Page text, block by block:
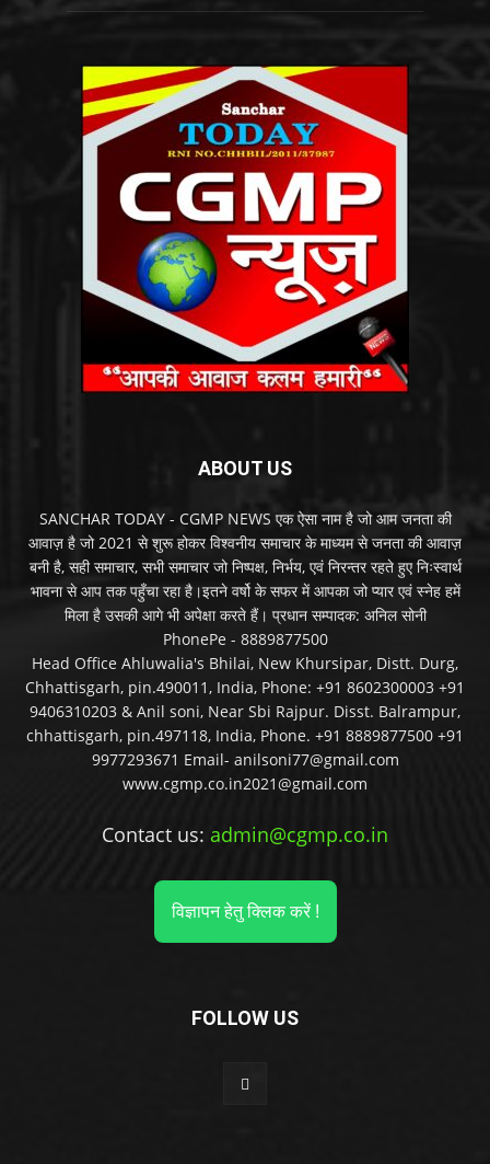
ABOUT US
SANCHAR TODAY - CGMP NEWS एक ऐसा नाम है जो आम जनता की
आवाज़ है जो 2021 से शुरू होकर विश्वनीय समाचार के माध्यम से जनता की आवाज़
बनी है, सही समाचार, सभी समाचार जो निष्पक्ष, निर्भय, एवं निरन्तर रहते हुए निःस्वार्थ
भावना से आप तक पहुँचा रहा है।इतने वर्षो के सफर में आपका जो प्यार एवं स्नेह हमें
मिला है उसकी आगे भी अपेक्षा करते हैं। प्रधान सम्पादक: अनिल सोनी
PhonePe - 8889877500
Head Office Ahluwalia's Bhilai, New Khursipar, Distt. Durg,
Chhattisgarh, pin.490011, India, Phone: +91 8602300003 +91
9406310203 & Anil soni, Near Sbi Rajpur. Disst. Balrampur,
chhattisgarh, pin.497118, India, Phone. +91 8889877500 +91
9977293671 Email- anilsoni77@gmail.com
www.cgmp.co.in2021@gmail.com
Contact us: admin@cgmp.co.in
विज्ञापन हेतु क्लिक करें !
FOLLOW US